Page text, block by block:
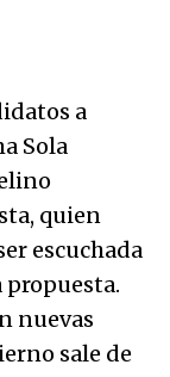
a
Sola
quien
escuchada
propuesta.
nuevas
sale de